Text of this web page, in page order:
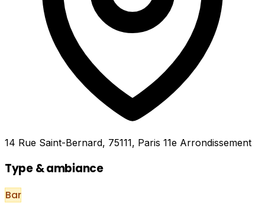
14 Rue Saint-Bernard, 75111, Paris 11e Arrondissement
Type & ambiance
Bar